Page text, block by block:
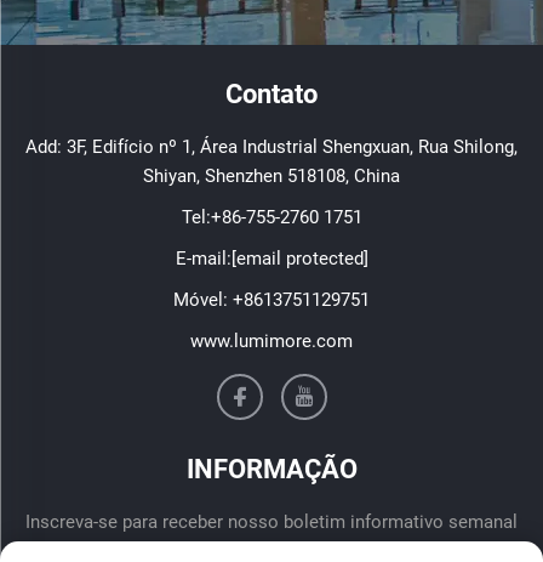
Contato
Add: 3F, Edifício nº 1, Área Industrial Shengxuan, Rua Shilong,
Shiyan, Shenzhen 518108, China
Tel:+86-755-2760 1751
E-mail:[email protected]
Móvel: +8613751129751
www.lumimore.com
INFORMAÇÃO
Inscreva-se para receber nosso boletim informativo semanal